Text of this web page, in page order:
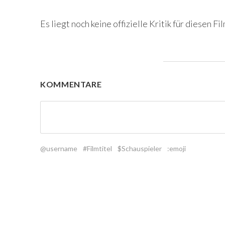
Es liegt noch keine offizielle Kritik für diesen
KOMMENTARE
@username #Filmtitel $Schauspieler :emoji